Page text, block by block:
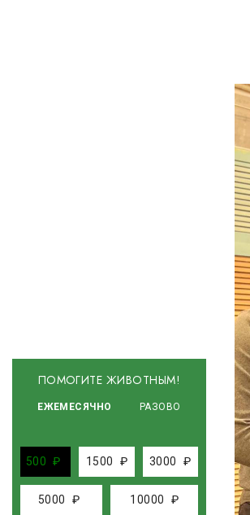
ПОМОГИТЕ ЖИВОТНЫМ!
ЕЖЕМЕСЯЧНО РАЗОВО
500 ₽ 1500 ₽ 3000 ₽
5000 ₽ 10000 ₽